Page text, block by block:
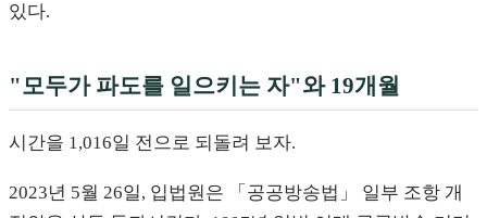
있다.
"모두가 파도를 일으키는 자"와 19개월
시간을 1,016일 전으로 되돌려 보자.
2023년 5월 26일, 입법원은 「공공방송법」 일부 조항 개